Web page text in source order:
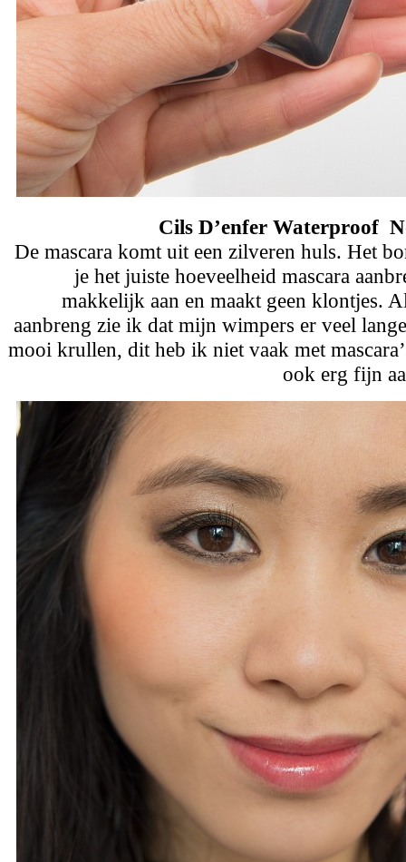
Cils D’enfer Waterproof
De mascara komt uit een zilveren huls. Het
je het juiste hoeveelheid mascara
makkelijk aan en maakt geen klontjes.
aanbreng zie ik dat mijn wimpers er veel
mooi krullen, dit heb ik niet vaak met
ook erg fijn